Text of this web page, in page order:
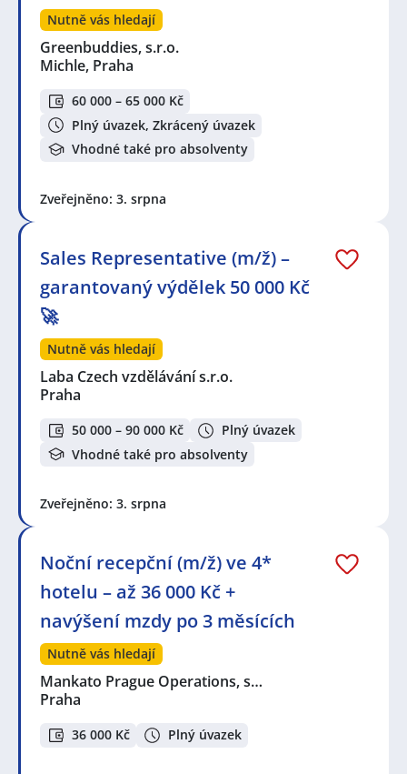
Nutně vás hledají
Greenbuddies, s.r.o.
Michle, Praha
60 000 – 65 000 Kč
Plný úvazek, Zkrácený úvazek
Vhodné také pro absolventy
Zveřejněno: 3. srpna
Sales Representative (m/ž) –
garantovaný výdělek 50 000 Kč
🚀
Nutně vás hledají
Laba Czech vzdělávání s.r.o.
Praha
50 000 – 90 000 Kč
Plný úvazek
Vhodné také pro absolventy
Zveřejněno: 3. srpna
Noční recepční (m/ž) ve 4*
hotelu – až 36 000 Kč +
navýšení mzdy po 3 měsících
Nutně vás hledají
Mankato Prague Operations, s…
Praha
36 000 Kč Plný úvazek